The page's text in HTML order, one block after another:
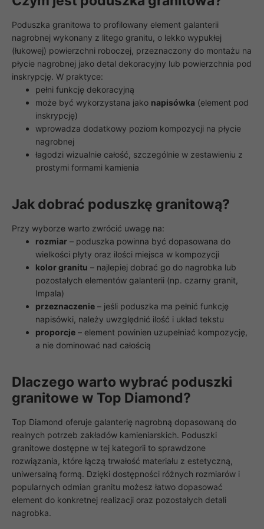
Poduszka granitowa to profilowany element galanterii
nagrobnej wykonany z litego granitu, o lekko wypukłej
(łukowej) powierzchni roboczej, przeznaczony do montażu na
płycie nagrobnej jako detal dekoracyjny lub powierzchnia pod
inskrypcję. W praktyce:
pełni funkcję dekoracyjną
może być wykorzystana jako napisówka (element pod
inskrypcję)
wprowadza dodatkowy poziom kompozycji na płycie
nagrobnej
łagodzi wizualnie całość, szczególnie w zestawieniu z
prostymi formami kamienia
Jak dobrać poduszkę granitową?
Przy wyborze warto zwrócić uwagę na:
rozmiar – poduszka powinna być dopasowana do
wielkości płyty oraz ilości miejsca w kompozycji
kolor granitu – najlepiej dobrać go do nagrobka lub
pozostałych elementów galanterii (np. czarny granit,
Impala)
przeznaczenie – jeśli poduszka ma pełnić funkcję
napisówki, należy uwzględnić ilość i układ tekstu
proporcje – element powinien uzupełniać kompozycję,
a nie dominować nad całością
Dlaczego warto wybrać poduszki
granitowe w Top Diamond?
Top Diamond oferuje galanterię nagrobną dopasowaną do
realnych potrzeb zakładów kamieniarskich. Poduszki
granitowe dostępne w tej kategorii to sprawdzone
rozwiązania, które łączą trwałość materiału z estetyczną,
uniwersalną formą. Dzięki dostępności różnych rozmiarów i
popularnych odmian granitu możesz łatwo dopasować
element do konkretnej realizacji oraz pozostałych detali
nagrobka.
Konieczne
Te pliki cookie
nie są
opcjonalne. Są
one potrzebne
do
funkcjonowania
strony